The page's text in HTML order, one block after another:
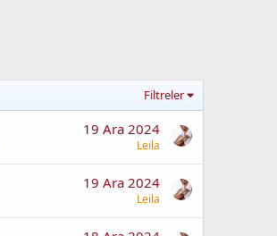
Filtreler
19 Ara 2024
Leila
19 Ara 2024
Leila